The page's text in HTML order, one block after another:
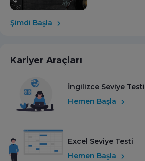
Şimdi Başla
Kariyer Araçları
İngilizce Seviye Testi
Hemen Başla
Excel Seviye Testi
Hemen Başla